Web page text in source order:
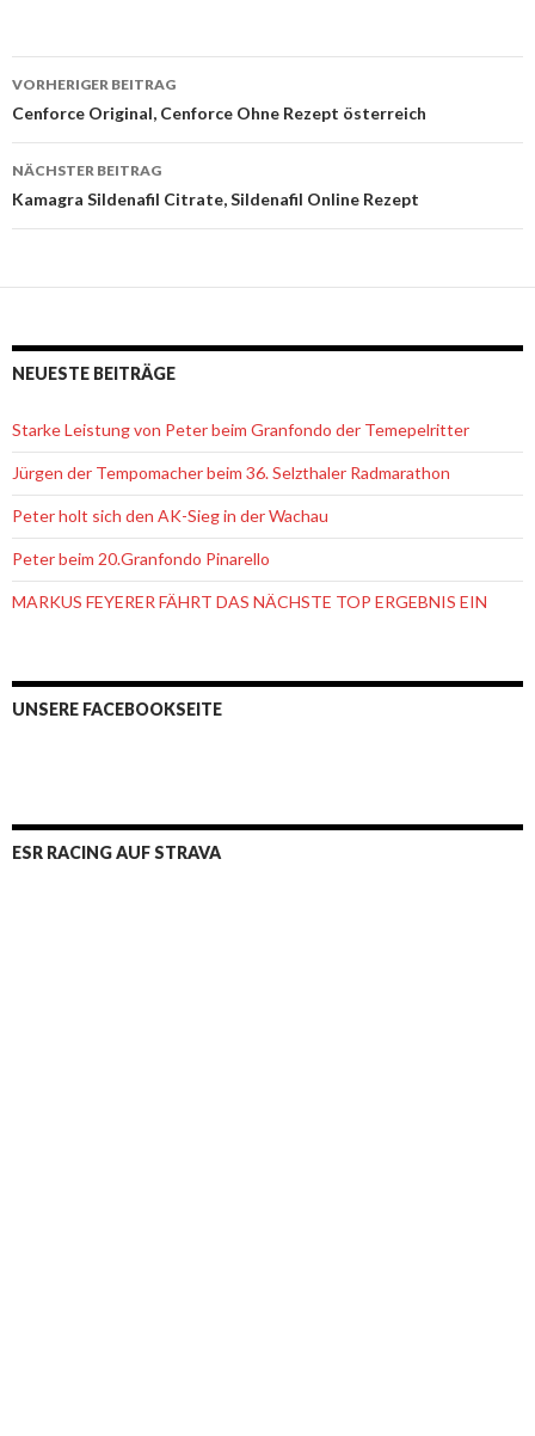
Beitrags-
Navigation
VORHERIGER BEITRAG
Cenforce Original, Cenforce Ohne Rezept österreich
NÄCHSTER BEITRAG
Kamagra Sildenafil Citrate, Sildenafil Online Rezept
NEUESTE BEITRÄGE
Starke Leistung von Peter beim Granfondo der Temepelritter
Jürgen der Tempomacher beim 36. Selzthaler Radmarathon
Peter holt sich den AK-Sieg in der Wachau
Peter beim 20.Granfondo Pinarello
MARKUS FEYERER FÄHRT DAS NÄCHSTE TOP ERGEBNIS EIN
UNSERE FACEBOOKSEITE
ESR RACING AUF STRAVA